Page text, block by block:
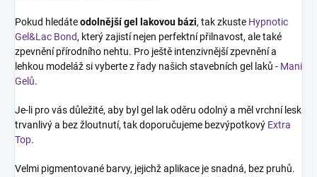
Pokud hledáteodolnější gel lakovou bázi, tak zkuste Hypnotic
Gel&Lac Bond, který zajistí nejen perfektní přilnavost, ale také
zpevnění přírodního nehtu. Pro ještě intenzivnější zpevnění a
lehkou modeláž si vyberte z řady našich stavebních gel laků - Mani
Gelů.
Je-li pro vás důležité, aby byl gel lak oděru odolný a měl vrchní lesk
trvanlivý a bez žloutnutí, tak doporučujeme bezvýpotkový Extra
Top.
Velmi pigmentované barvy, jejichž aplikace je snadná, bez pruhů.